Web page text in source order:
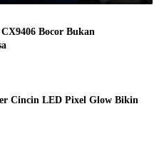
Bocor Bukan
Cincin LED Pixel Glow Bikin